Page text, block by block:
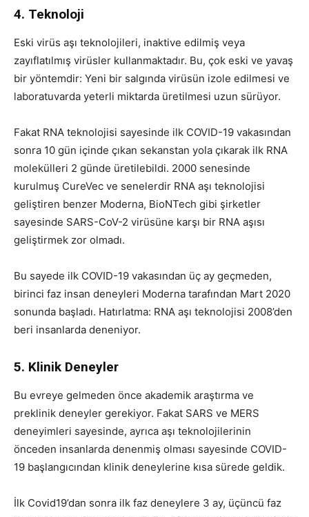
4. Teknoloji
Eski virüs aşı teknolojileri, inaktive edilmiş veya
zayıflatılmış virüsler kullanmaktadır. Bu, çok eski ve yavaş
bir yöntemdir: Yeni bir salgında virüsün izole edilmesi ve
laboratuvarda yeterli miktarda üretilmesi uzun sürüyor.
Fakat RNA teknolojisi sayesinde ilk COVID-19 vakasından
sonra 10 gün içinde çıkan sekanstan yola çıkarak ilk RNA
molekülleri 2 günde üretilebildi. 2000 senesinde
kurulmuş CureVec ve senelerdir RNA aşı teknolojisi
geliştiren benzer Moderna, BioNTech gibi şirketler
sayesinde SARS-CoV-2 virüsüne karşı bir RNA aşısı
geliştirmek zor olmadı.
Bu sayede ilk COVID-19 vakasından üç ay geçmeden,
birinci faz insan deneyleri Moderna tarafından Mart 2020
sonunda başladı. Hatırlatma: RNA aşı teknolojisi 2008’den
beri insanlarda deneniyor.
5. Klinik Deneyler
Bu evreye gelmeden önce akademik araştırma ve
preklinik deneyler gerekiyor. Fakat SARS ve MERS
deneyimleri sayesinde, ayrıca aşı teknolojilerinin
önceden insanlarda denenmiş olması sayesinde COVID-
19 başlangıcından klinik deneylerine kısa sürede geldik.
İlk Covid19’dan sonra ilk faz deneylere 3 ay, üçüncü faz